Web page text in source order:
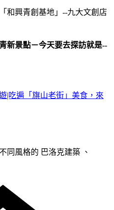
新景點－今天要去探訪就是--
|吃遍「旗山老街」美食，來
同風格的 巴洛克建築 、